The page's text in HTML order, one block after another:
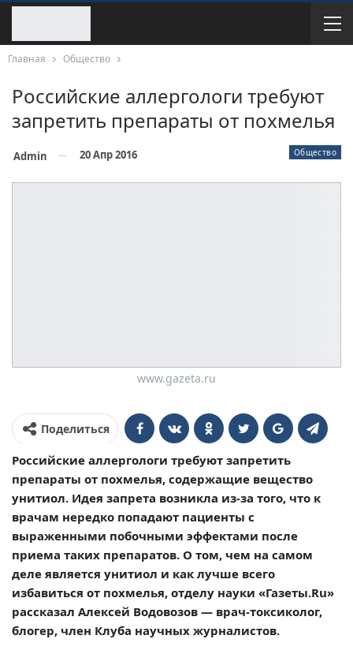
Главная Общество
Российские аллергологи требуют
запретить препараты от похмелья
Общество
Admin 20 Апр 2016
www.gazeta.ru
Поделиться
Российские аллергологи требуют запретить
препараты от похмелья, содержащие вещество
унитиол. Идея запрета возникла из-за того, что к
врачам нередко попадают пациенты с
выраженными побочными эффектами после
приема таких препаратов. О том, чем на самом
деле является унитиол и как лучше всего
избавиться от похмелья, отделу науки «Газеты.Ru»
рассказал Алексей Водовозов — врач-токсиколог,
блогер, член Клуба научных журналистов.